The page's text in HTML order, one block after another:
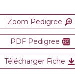
Zoom Pedigree
PDF Pedigree
Télécharger Fiche